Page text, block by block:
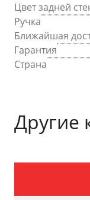
Цвет задней
Ручка
Ближайшая
Гарантия
Страна
Другие